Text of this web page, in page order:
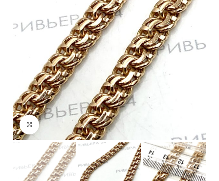
Нажмите, чтобы увеличить